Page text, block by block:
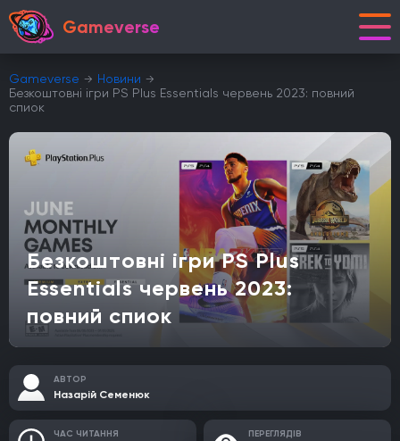
Gameverse
Gameverse
Новини
Безкоштовні ігри PS Plus Essentials червень 2023: повний
спиок
Безкоштовні ігри PS Plus
Essentials червень 2023:
повний спиок
АВТОР
Назарій Семенюк
ЧАС ЧИТАННЯ ПЕРЕГЛЯДІВ